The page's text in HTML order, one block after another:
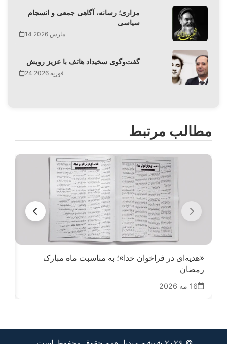
مزاری؛ رسانه، آگاهی جمعی و انسجام
سیاسی
14 مارس 2026
گفت‌وگوی سخیداد هاتف با عزیز رویش
24 فوریه 2026
مطالب مرتبط
«هدیه‌ای در فراخوان خدا»؛ به مناسبت ماه مبارک
رمضان
16 مه 2026